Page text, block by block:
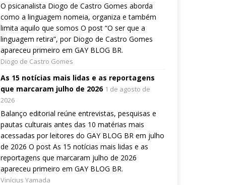
O psicanalista Diogo de Castro Gomes aborda
como a linguagem nomeia, organiza e também
limita aquilo que somos O post “O ser que a
linguagem retira”, por Diogo de Castro Gomes
apareceu primeiro em GAY BLOG BR.
Diogo de Castro Gomes
As 15 notícias mais lidas e as reportagens
que marcaram julho de 2026 1 de agosto de
2026
Balanço editorial reúne entrevistas, pesquisas e
pautas culturais antes das 10 matérias mais
acessadas por leitores do GAY BLOG BR em julho
de 2026 O post As 15 notícias mais lidas e as
reportagens que marcaram julho de 2026
apareceu primeiro em GAY BLOG BR.
Vinícius Yamada